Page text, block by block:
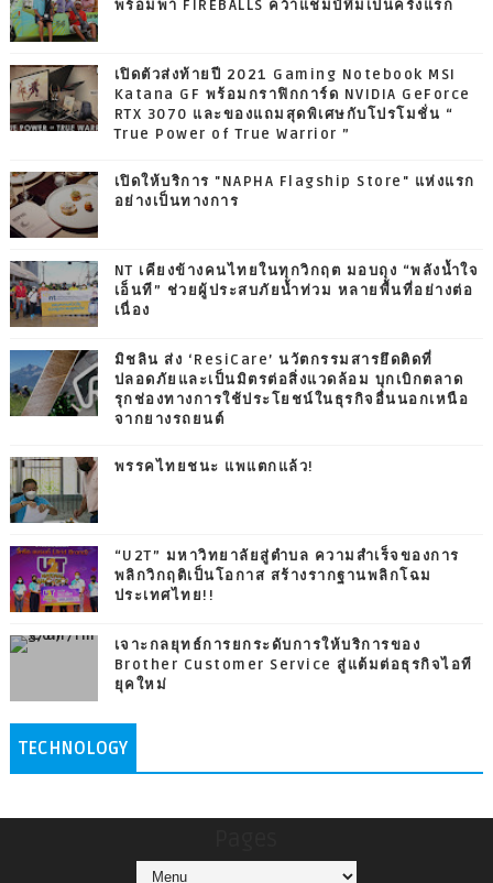
พร้อมพา FIREBALLS คว้าแชมป์ทีมเป็นครั้งแรก
เปิดตัวส่งท้ายปี 2021 Gaming Notebook MSI
Katana GF พร้อมกราฟิกการ์ด NVIDIA GeForce
RTX 3070 และของแถมสุดพิเศษกับโปรโมชั่น “
True Power of True Warrior ”
เปิดให้บริการ "NAPHA Flagship Store" แห่งแรก
อย่างเป็นทางการ
NT เคียงข้างคนไทยในทุกวิกฤต มอบถุง “พลังน้ำใจ
เอ็นที” ช่วยผู้ประสบภัยน้ำท่วม หลายพื้นที่อย่างต่อ
เนื่อง
มิชลิน ส่ง ‘ResiCare’ นวัตกรรมสารยึดติดที่
ปลอดภัยและเป็นมิตรต่อสิ่งแวดล้อม บุกเบิกตลาด
รุกช่องทางการใช้ประโยชน์ในธุรกิจอื่นนอกเหนือ
จากยางรถยนต์
พรรคไทยชนะ แพแตกแล้ว!
“U2T” มหาวิทยาลัยสู่ตำบล ความสำเร็จของการ
พลิกวิกฤติเป็นโอกาส สร้างรากฐานพลิกโฉม
ประเทศไทย!!
เจาะกลยุทธ์การยกระดับการให้บริการของ
Brother Customer Service สู่แต้มต่อธุรกิจไอที
ยุคใหม่
TECHNOLOGY